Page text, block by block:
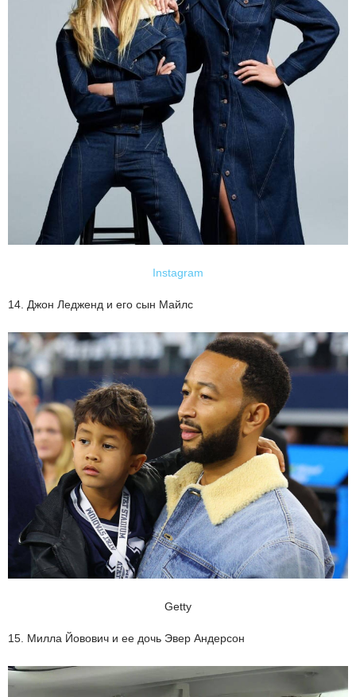
Instagram
14. Джон Ледженд и его сын Майлс
Getty
15. Милла Йовович и ее дочь Эвер Андерсон